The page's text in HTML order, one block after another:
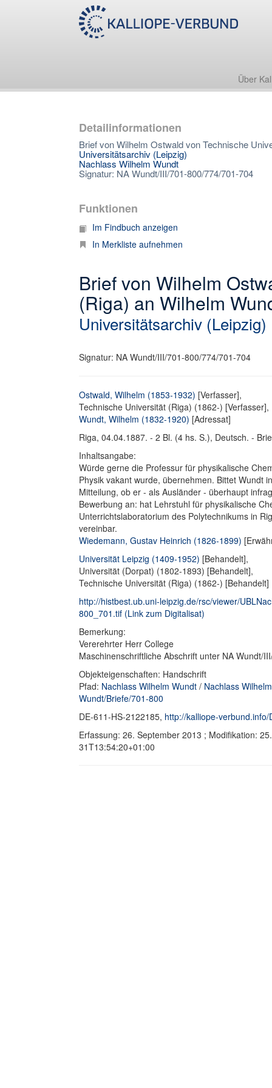
Über
Detailinformationen
Brief von Wilhelm Ostwald von Technische
Universitätsarchiv (Leipzig)
Nachlass Wilhelm Wundt
Signatur: NA Wundt/III/701-800/774/701-704
Funktionen
Im Findbuch anzeigen
In Merkliste aufnehmen
Brief von Wilhelm
(Riga) an Wilhelm
Universitätsarchiv (Leipzig)
Signatur: NA Wundt/III/701-800/774/701-704
Ostwald, Wilhelm (1853-1932) [Verfasser],
Technische Universität (Riga) (1862-) [Verfasser],
Wundt, Wilhelm (1832-1920) [Adressat]
Riga, 04.04.1887. - 2 Bl. (4 hs. S.), Deutsch. -
Inhaltsangabe:
Würde gerne die Professur für physikalische
Physik vakant wurde, übernehmen. Bittet Wundt
Mitteilung, ob er - als Ausländer - überhaupt
Bewerbung an: hat Lehrstuhl für physikalische
Unterrichtslaboratorium des Polytechnikums in
vereinbar.
Wiedemann, Gustav Heinrich (1826-1899)
Universität Leipzig (1409-1952) [Behandelt],
Universität (Dorpat) (1802-1893) [Behandelt],
Technische Universität (Riga) (1862-) [Behandelt]
http://histbest.ub.uni-leipzig.de/rsc/viewer/
800_701.tif (Link zum Digitalisat)
Bemerkung:
Vererehrter Herr College
Maschinenschriftliche Abschrift unter NA Wundt/
Objekteigenschaften: Handschrift
Pfad: Nachlass Wilhelm Wundt / Nachlass
Wundt/Briefe/701-800
DE-611-HS-2122185, http://kalliope-
Erfassung: 26. September 2013 ; Modifikation:
31T13:54:20+01:00